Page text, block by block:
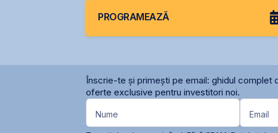
PROGRAMEAZĂ
Înscrie-te și primești pe email: ghidul complet
oferte exclusive pentru investitori noi.
Nume Email